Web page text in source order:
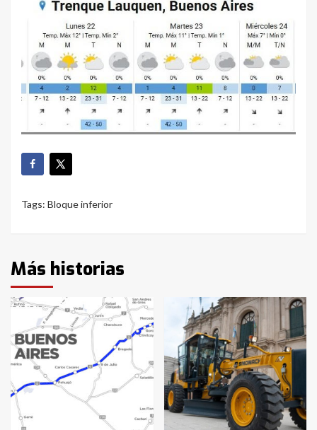
Tags: Bloque inferior
Más historias